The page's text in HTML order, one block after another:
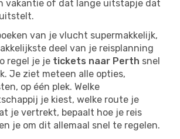
vakantie of dat lange uitstapje dat
van je vlucht supermakkelijk,
deel van je reisplanning
regel je je tickets naar Perth snel
Je ziet meteen alle opties,
op één plek. Welke
je kiest, welke route je
je vertrekt, bepaalt hoe je reis
je om dit allemaal snel te regelen.